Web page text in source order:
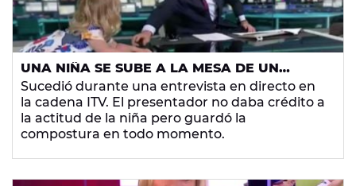
UNA NIÑA SE SUBE A LA MESA DE UN
INFORMATIVO EN PLENO DIRECTO
Sucedió durante una entrevista en directo en
la cadena ITV. El presentador no daba crédito a
la actitud de la niña pero guardó la
compostura en todo momento.